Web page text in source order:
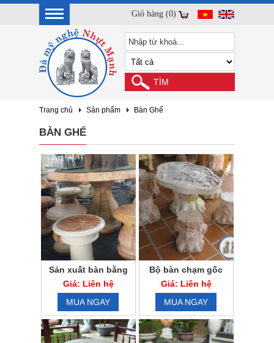
Giỏ hàng (0)
Trang chủ Sản phẩm Bàn Ghế
BÀN GHẾ
Sản xuất bàn bằng
đá
Giá: Liên hệ
MUA NGAY
Bộ bàn chạm gốc
cây
Giá: Liên hệ
MUA NGAY